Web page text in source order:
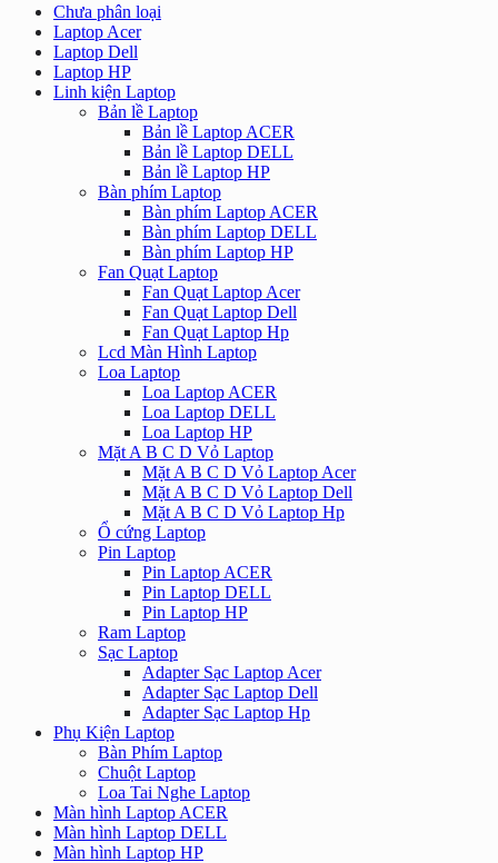
Chưa phân loại
Laptop Acer
Laptop Dell
Laptop HP
Linh kiện Laptop
Bản lề Laptop
Bản lề Laptop ACER
Bản lề Laptop DELL
Bản lề Laptop HP
Bàn phím Laptop
Bàn phím Laptop ACER
Bàn phím Laptop DELL
Bàn phím Laptop HP
Fan Quạt Laptop
Fan Quạt Laptop Acer
Fan Quạt Laptop Dell
Fan Quạt Laptop Hp
Lcd Màn Hình Laptop
Loa Laptop
Loa Laptop ACER
Loa Laptop DELL
Loa Laptop HP
Mặt A B C D Vỏ Laptop
Mặt A B C D Vỏ Laptop Acer
Mặt A B C D Vỏ Laptop Dell
Mặt A B C D Vỏ Laptop Hp
Ổ cứng Laptop
Pin Laptop
Pin Laptop ACER
Pin Laptop DELL
Pin Laptop HP
Ram Laptop
Sạc Laptop
Adapter Sạc Laptop Acer
Adapter Sạc Laptop Dell
Adapter Sạc Laptop Hp
Phụ Kiện Laptop
Bàn Phím Laptop
Chuột Laptop
Loa Tai Nghe Laptop
Màn hình Laptop ACER
Màn hình Laptop DELL
Màn hình Laptop HP